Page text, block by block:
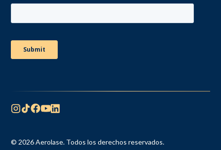
© 2026 Aerolase. Todos los derechos reservados.